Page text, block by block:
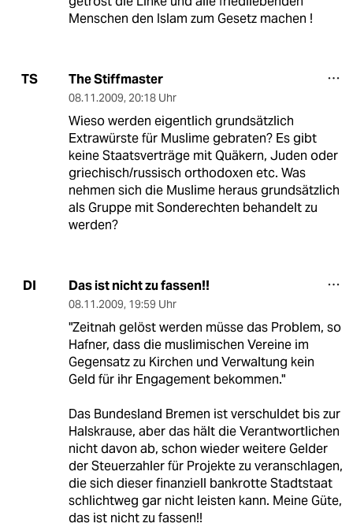
Menschen den Islam zum Gesetz machen !
TS The Stiffmaster
08.11.2009, 20:18 Uhr
Wieso werden eigentlich grundsätzlich
Extrawürste für Muslime gebraten? Es gibt
keine Staatsverträge mit Quäkern, Juden oder
griechisch/russisch orthodoxen etc. Was
nehmen sich die Muslime heraus grundsätzlich
als Gruppe mit Sonderechten behandelt zu
werden?
DI Das ist nicht zu fassen!!
08.11.2009, 19:59 Uhr
"Zeitnah gelöst werden müsse das Problem, so
Hafner, dass die muslimischen Vereine im
Gegensatz zu Kirchen und Verwaltung kein
Geld für ihr Engagement bekommen."
Das Bundesland Bremen ist verschuldet bis zur
Halskrause, aber das hält die Verantwortlichen
nicht davon ab, schon wieder weitere Gelder
der Steuerzahler für Projekte zu veranschlagen,
die sich dieser finanziell bankrotte Stadtstaat
schlichtweg gar nicht leisten kann. Meine Güte,
das ist nicht zu fassen!!